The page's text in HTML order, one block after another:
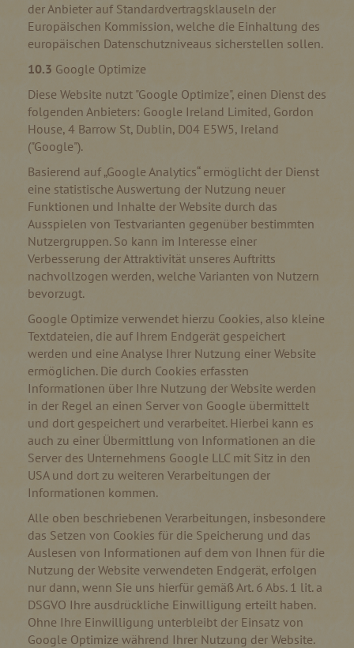
der Anbieter auf Standardvertragsklauseln der
Europäischen Kommission, welche die Einhaltung des
europäischen Datenschutzniveaus sicherstellen sollen.
10.3 Google Optimize
Diese Website nutzt "Google Optimize", einen Dienst des
folgenden Anbieters: Google Ireland Limited, Gordon
House, 4 Barrow St, Dublin, D04 E5W5, Ireland
("Google").
Basierend auf „Google Analytics“ ermöglicht der Dienst
eine statistische Auswertung der Nutzung neuer
Funktionen und Inhalte der Website durch das
Ausspielen von Testvarianten gegenüber bestimmten
Nutzergruppen. So kann im Interesse einer
Verbesserung der Attraktivität unseres Auftritts
nachvollzogen werden, welche Varianten von Nutzern
bevorzugt.
Google Optimize verwendet hierzu Cookies, also kleine
Textdateien, die auf Ihrem Endgerät gespeichert
werden und eine Analyse Ihrer Nutzung einer Website
ermöglichen. Die durch Cookies erfassten
Informationen über Ihre Nutzung der Website werden
in der Regel an einen Server von Google übermittelt
und dort gespeichert und verarbeitet. Hierbei kann es
auch zu einer Übermittlung von Informationen an die
Server des Unternehmens Google LLC mit Sitz in den
USA und dort zu weiteren Verarbeitungen der
Informationen kommen.
Alle oben beschriebenen Verarbeitungen, insbesondere
das Setzen von Cookies für die Speicherung und das
Auslesen von Informationen auf dem von Ihnen für die
Nutzung der Website verwendeten Endgerät, erfolgen
nur dann, wenn Sie uns hierfür gemäß Art. 6 Abs. 1 lit. a
DSGVO Ihre ausdrückliche Einwilligung erteilt haben.
Ohne Ihre Einwilligung unterbleibt der Einsatz von
Google Optimize während Ihrer Nutzung der Website.